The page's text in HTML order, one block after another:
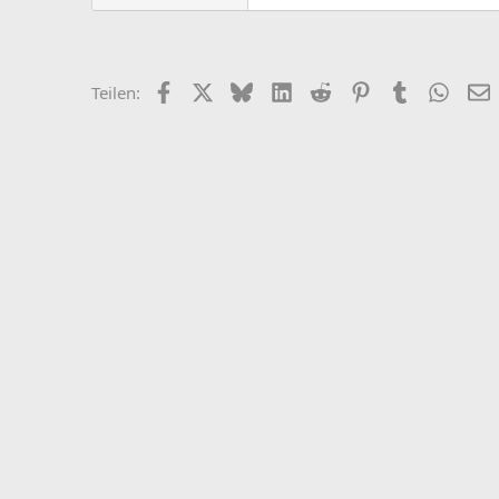
Teilen: Facebook BlueskyLinkedIn
Reddit PinterestTumblr